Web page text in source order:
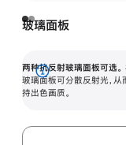
玻璃面板
两种抗反射玻璃面板可选。
玻璃面板可分散反射光，
持出色画质。
展
开